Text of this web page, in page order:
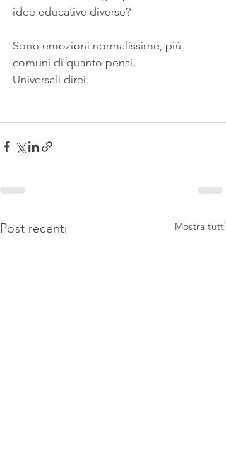
idee educative diverse?
Sono emozioni normalissime, più
comuni di quanto pensi.
Universali direi.
Post recenti Mostra tutti